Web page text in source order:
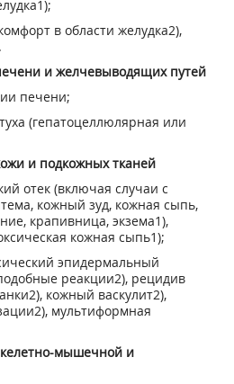
1);
в области желудка2),
.
и желчевыводящих путей
печени;
(гепатоцеллюлярная или
и подкожных тканей
отек (включая случаи с
кожный зуд, кожная сыпь,
крапивница, экзема1),
кожная сыпь1);
эпидермальный
реакции2), рецидив
2), кожный васкулит2),
2), мультиформная
мышечной и